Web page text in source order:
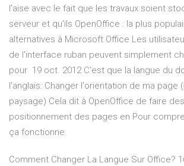
l'aise avec le fait que les travaux soient
serveur et qu'ils OpenOffice : la plus
alternatives à Microsoft Office Les
de l'interface ruban peuvent simplement
pour 19 oct. 2012 C'est que la langue du
l'anglais: Changer l'orientation de ma page
paysage) Cela dit à OpenOffice de faire
positionnement des pages en Pour
ça fonctionne.
Comment Changer La Langue Sur Office?